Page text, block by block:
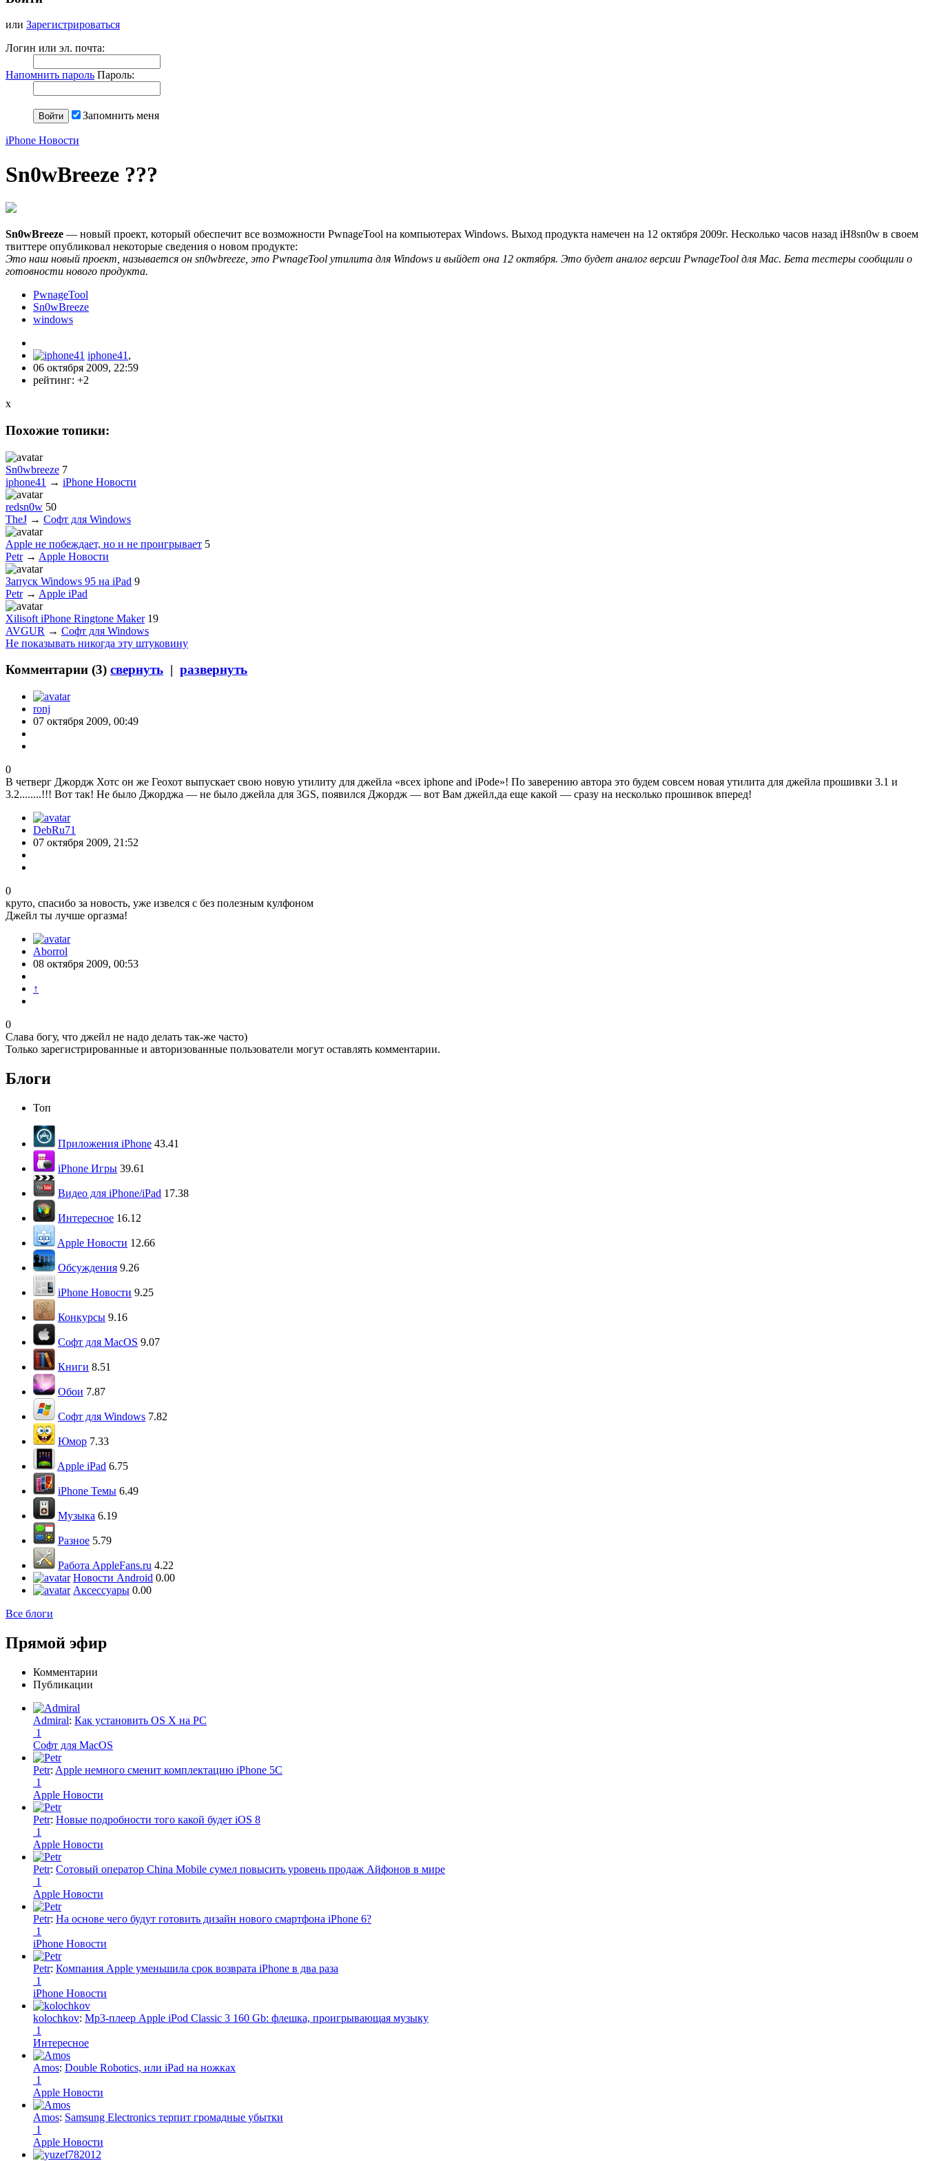
или Зарегистрироваться
Логин или эл. почта:
Напомнить пароль Пароль:
Запомнить меня
iPhone Новости
Sn0wBreeze ???
Sn0wBreeze — новый проект, который обеспечит все возможности PwnageTool на компьютерах Windows. Выход продукта намечен на 12 октября 2009г. Несколько часов назад iH8sn0w в своем
твиттере опубликовал некоторые сведения о новом продукте:
Это наш новый проект, называется он sn0wbreeze, это PwnageTool утилита для Windows и выйдет она 12 октября. Это будет аналог версии PwnageTool для Mac. Бета тестеры сообщили о
готовности нового продукта.
PwnageTool
Sn0wBreeze
windows
iphone41 ,
06 октября 2009, 22:59
рейтинг: +2
x
Похожие топики:
Sn0wbreeze 7
iphone41 → iPhone Новости
redsn0w 50
TheJ → Софт для Windows
Apple не побеждает, но и не проигрывает 5
Petr→ Apple Новости
Запуск Windows 95 на iPad 9
Petr→ Apple iPad
Xilisoft iPhone Ringtone Maker 19
AVGUR → Софт для Windows
Не показывать никогда эту штуковину
Комментарии (3) свернуть | развернуть
ronj
07 октября 2009, 00:49
0
В четверг Джордж Хотс он же Геохот выпускает свою новую утилиту для джейла «всех iphone and iPode»! По заверению автора это будем совсем новая утилита для джейла прошивки 3.1 и
3.2........!!! Вот так! Не было Джорджа — не было джейла для 3GS, появился Джордж — вот Вам джейл,да еще какой — сразу на несколько прошивок вперед!
DebRu71
07 октября 2009, 21:52
0
круто, спасибо за новость, уже извелся с без полезным кулфоном
Джейл ты лучше оргазма!
Aborrol
08 октября 2009, 00:53
↑
0
Слава богу, что джейл не надо делать так-же часто)
Только зарегистрированные и авторизованные пользователи могут оставлять комментарии.
Блоги
Топ
Приложения iPhone 43.41
iPhone Игры 39.61
Видео для iPhone/iPad 17.38
Интересное 16.12
Apple Новости 12.66
Обсуждения 9.26
iPhone Новости 9.25
Конкурсы 9.16
Софт для MacOS 9.07
Книги 8.51
Обои 7.87
Софт для Windows 7.82
Юмор 7.33
Apple iPad 6.75
iPhone Темы 6.49
Музыка 6.19
Разное 5.79
Работа AppleFans.ru 4.22
Новости Android 0.00
Аксессуары 0.00
Все блоги
Прямой эфир
Комментарии
Публикации
Admiral: Как установить OS X на PC
1
Софт для MacOS
Petr: Apple немного сменит комплектацию iPhone 5C
1
Apple Новости
Petr: Новые подробности того какой будет iOS 8
1
Apple Новости
Petr: Сотовый оператор China Mobile сумел повысить уровень продаж Айфонов в мире
1
Apple Новости
Petr: На основе чего будут готовить дизайн нового смартфона iPhone 6?
1
iPhone Новости
Petr: Компания Apple уменьшила срок возврата iPhone в два раза
1
iPhone Новости
kolochkov: Mp3-плеер Apple iPod Classic 3 160 Gb: флешка, проигрывающая музыку
1
Интересное
Amos: Double Robotics, или iPad на ножках
1
Apple Новости
Amos: Samsung Electronics терпит громадные убытки
1
Apple Новости